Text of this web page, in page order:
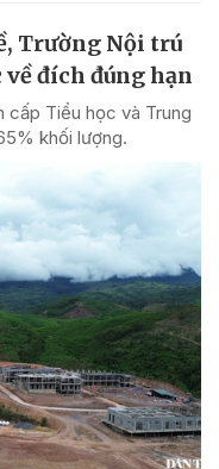
Trường Nội trú
về đích đúng hạn
cấp Tiểu học và Trung
khối lượng.